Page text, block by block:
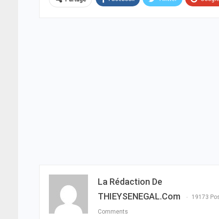
La Rédaction De
THIEYSENEGAL.com
19173
Comments